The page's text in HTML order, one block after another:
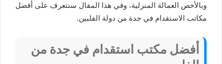
وبالأخص العمالة المنزلية، وفي هذا المقال سنتعرف على أفضل
مكاتب الاستقدام في جدة من دولة الفلبين.
أفضل مكتب استقدام في جدة من